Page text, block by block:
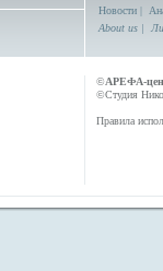
Новости |
About us |
©АРЕФА-
©Студия
Правила